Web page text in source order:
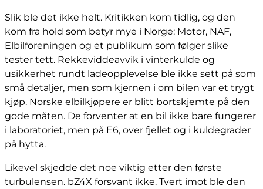
Slik ble det ikke helt. Kritikken kom tidlig, og den
kom fra hold som betyr mye i Norge: Motor, NAF,
Elbilforeningen og et publikum som følger slike
tester tett. Rekkeviddeavvik i vinterkulde og
usikkerhet rundt ladeopplevelse ble ikke sett på som
små detaljer, men som kjernen i om bilen var et trygt
kjøp. Norske elbilkjøpere er blitt bortskjemte på den
gode måten. De forventer at en bil ikke bare fungerer
i laboratoriet, men på E6, over fjellet og i kuldegrader
på hytta.
Likevel skjedde det noe viktig etter den første
turbulensen. bZ4X forsvant ikke. Tvert imot ble den